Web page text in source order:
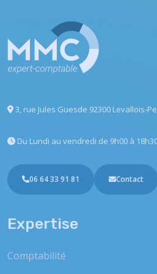
3, rue Jules Guesde 92300 Levallois-
Du Lundi au vendredi de 9h00 à
06 64 33 91 81 Contact
Expertise
Comptabilité